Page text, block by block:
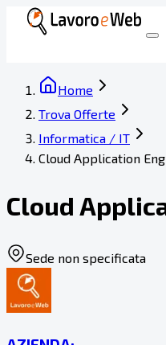
Home
Trova Offerte
Informatica / IT
Cloud Application
Cloud
Sede non specificata